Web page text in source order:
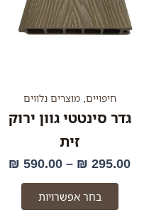
חיפויים,מוצרים נלווים
גדר סינטטי גוון ירוק
זית
295.00
₪
–
590.00
₪
בחר אפשרויות
ניתן
המוצר